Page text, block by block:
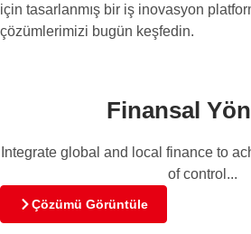
için tasarlanmış bir iş inovasyon
çözümlerimizi bugün keşfedin.
Finansal
Integrate global and local finance to
of control...
Çözümü Görüntüle